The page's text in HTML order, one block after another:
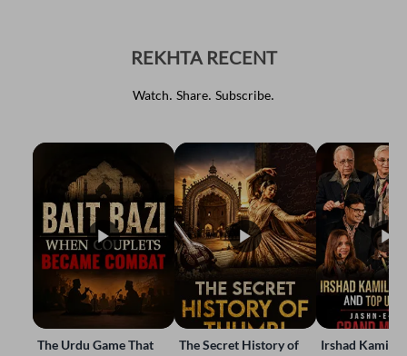
REKHTA RECENT
Watch. Share. Subscribe.
The Urdu Game That
The Secret History of
Irshad Kamil,